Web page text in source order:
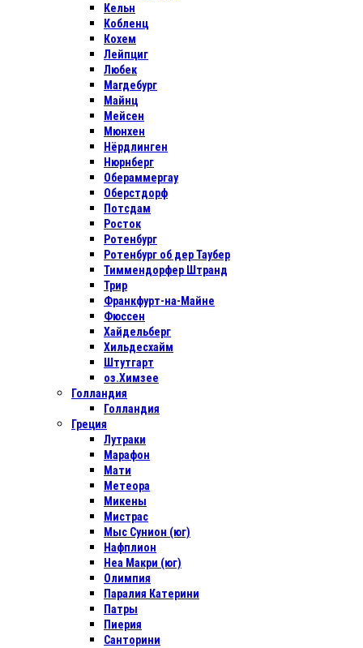
Кельн
Кобленц
Кохем
Лейпциг
Любек
Магдебург
Майнц
Мейсен
Мюнхен
Нёрдлинген
Нюрнберг
Обераммергау
Оберстдорф
Потсдам
Росток
Ротенбург
Ротенбург об дер Таубер
Тиммендорфер Штранд
Трир
Франкфурт-на-Майне
Фюссен
Хайдельберг
Хильдесхайм
Штутгарт
оз.Химзее
Голландия
Голландия
Греция
Лутраки
Марафон
Мати
Метеора
Микены
Мистрас
Мыс Сунион (юг)
Нафплион
Неа Макри (юг)
Олимпия
Паралия Катерини
Патры
Пиерия
Санторини